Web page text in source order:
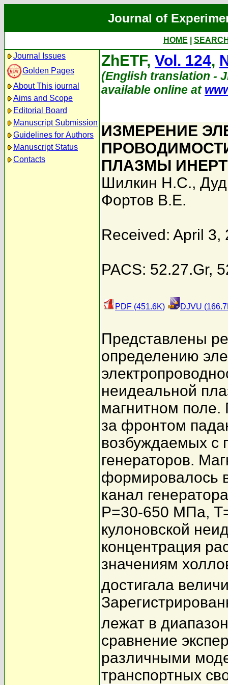
Journal of
HOME
Journal Issues
Golden Pages
About This journal
Aims and Scope
Editorial Board
Manuscript Submission
Guidelines for Authors
Manuscript Status
Contacts
ZhETF, Vol. 124,
(English translation -
available online at
ИЗМЕРЕНИЕ
ПЛАЗМЫ
Шилкин Н.С.,
Фортов В.Е.
Received: April 3,
PACS: 52.27.Gr,
PDF (451.6K) DJVU
Представлены
определению
неидеальной
магнитном поле.
за фронтом
возбуждаемых
генераторов.
формировалось
канал
P=30-650 МПа,
кулоновской
концентрация
значениям
достигала
лежат в
сравнение
различными
транспортных